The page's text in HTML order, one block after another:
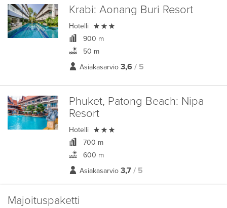
Krabi: Aonang Buri Resort
Hotelli 
900 m
50 m
Asiakasarvio 3,6 / 5
Phuket, Patong Beach: Nipa
Resort
Hotelli 
700 m
600 m
Asiakasarvio 3,7 / 5
Majoituspaketti